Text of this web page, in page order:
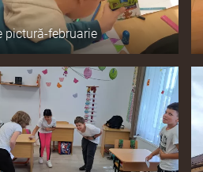
pictură-februarie